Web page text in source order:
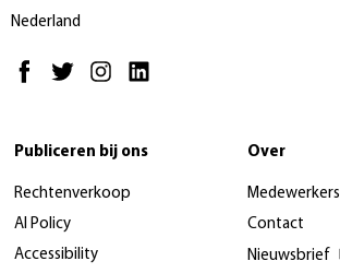
Nederland
Publiceren bij ons
Rechtenverkoop
AI Policy
Accessibility
Over
Medewerkers
Contact
Nieuwsbrief